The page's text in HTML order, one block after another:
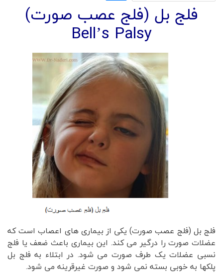
فلج بل (فلج عصب صورت)
Bell’s Palsy
فلج بل (فلج عصب صورت) یکی از بیماری های اعصاب است که
عضلات صورت را درگیر می کند. این بیماری باعث ضعف یا فلج
نسبی عضلات یک طرف صورت می شود. در ابتلاء به فلج بل
پلکها به خوبی بسته نمی شود و صورت غیرقرینه می شود.